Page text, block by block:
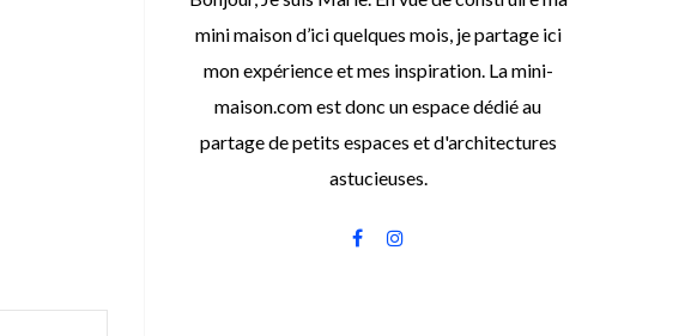
mini maison d’ici quelques mois, je partage ici
mon expérience et mes inspiration. La mini-
maison.com est donc un espace dédié au
partage de petits espaces et d'architectures
astucieuses.